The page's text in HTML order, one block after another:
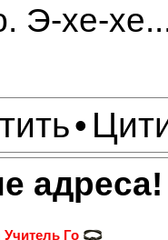
Э-хе-
•
адреса!
Учитель Го